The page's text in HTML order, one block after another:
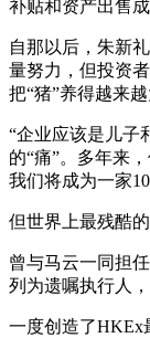
补贴和资产出售
自那以后，朱新
量努力，但投资
把“猪”养得越来
“企业应该是儿子
的“痛”。多年来
我们将成为一家
但世界上最残酷
曾与马云一同担
列为遗嘱执行人
一度创造了HKEx